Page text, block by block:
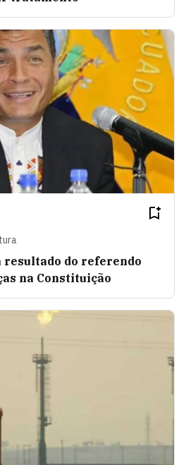
resultado do referendo
na Constituição